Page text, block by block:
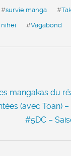
#survie manga #
#Vagabond
mangakas du
(avec Toan)
#5DC –